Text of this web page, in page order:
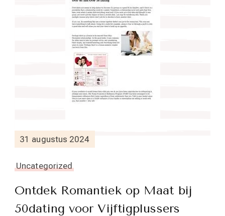
31 augustus 2024
Uncategorized
Ontdek Romantiek op Maat bij
50dating voor Vijftigplussers